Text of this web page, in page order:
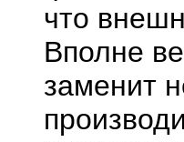
что
Вполне
заменит